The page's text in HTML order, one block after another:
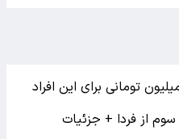
تومانی برای این افراد
از فردا + جزئیات